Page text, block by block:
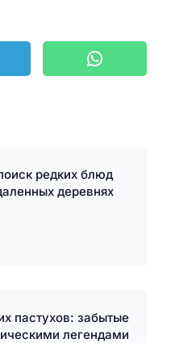
редких блюд
деревнях
пастухов: забытые
легендами